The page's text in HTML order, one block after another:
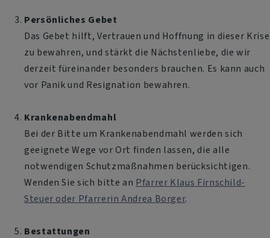
Persönliches Gebet
Das Gebet hilft, Vertrauen und Hoffnung in dieser Krise
zu bewahren, und stärkt die Nächstenliebe, die wir
derzeit füreinander besonders brauchen. Es kann auch
vor Panik und Resignation bewahren.
Krankenabendmahl
Bei der Bitte um Krankenabendmahl werden sich
geeignete Wege vor Ort finden lassen, die alle
notwendigen Schutzmaßnahmen berücksichtigen.
Wenden Sie sich bitte an Pfarrer Klaus Firnschild-
Steuer oder Pfarrerin Andrea Borger.
Bestattungen